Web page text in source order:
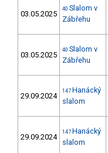
03.05.2025
40 Slalom v
Zábřehu
03.05.2025
40 Slalom v
Zábřehu
29.09.2024
147 Hanácký
slalom
29.09.2024
147 Hanácký
slalom